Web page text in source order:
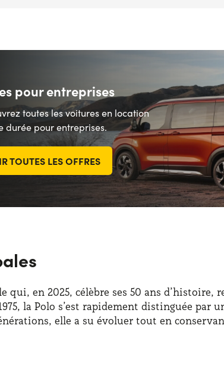
pour entreprises
toutes les voitures en location
durée pour entreprises.
TOUTES LES OFFRES
en 2025, célèbre ses 50 ans d’histoire,
la Polo s’est rapidement distinguée par
elle a su évoluer tout en